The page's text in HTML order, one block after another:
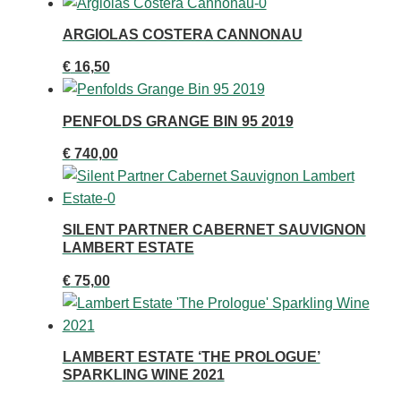
ARGIOLAS COSTERA CANNONAU
€16,50
PENFOLDS GRANGE BIN 95 2019
€740,00
SILENT PARTNER CABERNET SAUVIGNON
LAMBERT ESTATE
€75,00
LAMBERT ESTATE ‘THE PROLOGUE’
SPARKLING WINE 2021